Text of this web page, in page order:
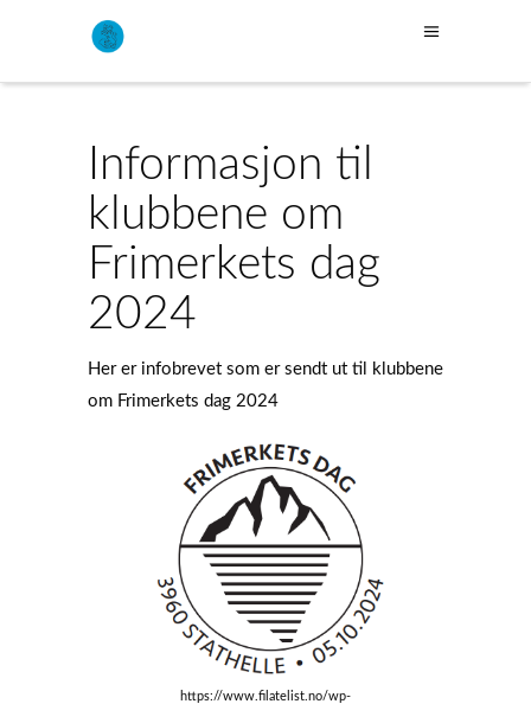
Informasjon til
klubbene om
Frimerkets dag
2024
Her er infobrevet som er sendt ut til klubbene
om Frimerkets dag 2024
https://www.filatelist.no/wp-